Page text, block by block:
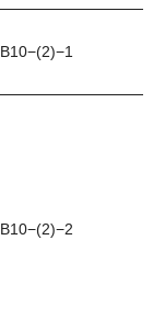
B10−(2)−1
B10−(2)−2